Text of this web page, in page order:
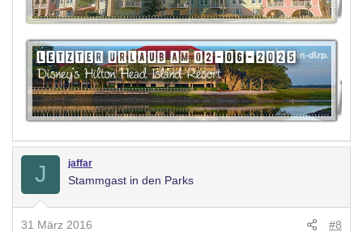
J jaffar
Stammgast in den Parks
31 März 2016 #8